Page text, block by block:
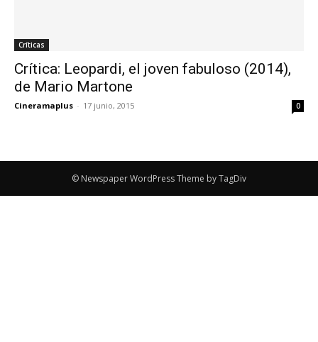
Críticas
Crítica: Leopardi, el joven fabuloso (2014),
de Mario Martone
Cineramaplus - 17 junio, 2015 0
© Newspaper WordPress Theme by TagDiv